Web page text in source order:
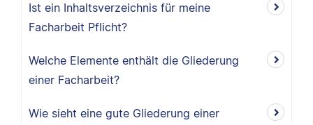
Ist ein Inhaltsverzeichnis für meine
Facharbeit Pflicht?
Welche Elemente enthält die Gliederung
einer Facharbeit?
Wie sieht eine gute Gliederung einer